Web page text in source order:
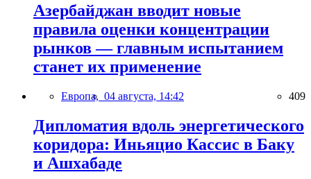
Азербайджан вводит новые
правила оценки концентрации
рынков — главным испытанием
станет их применение
Европа, 04 августа, 14:42 409
Дипломатия вдоль энергетического
коридора: Иньяцио Кассис в Баку
и Ашхабаде